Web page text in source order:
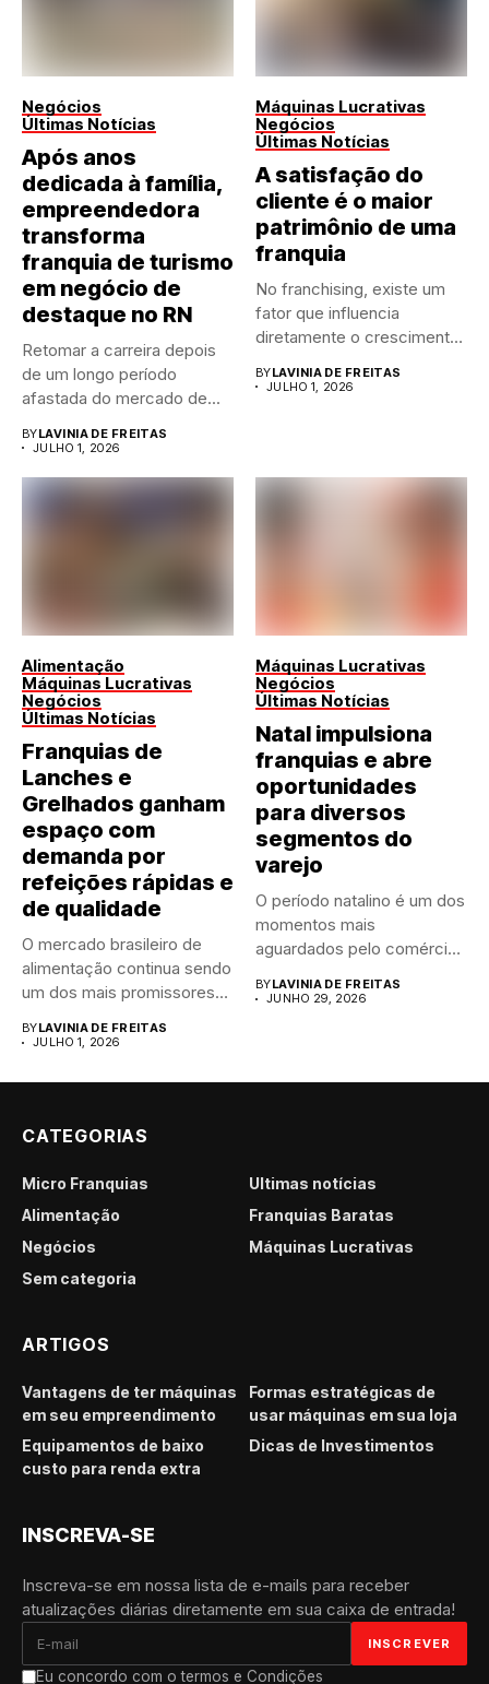
Negócios
Últimas Notícias
Após anos
dedicada à família,
empreendedora
transforma
franquia de turismo
em negócio de
destaque no RN
Retomar a carreira depois
de um longo período
afastada do mercado de...
BYLAVINIA DE FREITAS
JULHO 1, 2026
Máquinas Lucrativas
Negócios
Últimas Notícias
A satisfação do
cliente é o maior
patrimônio de uma
franquia
No franchising, existe um
fator que influencia
diretamente o crescimento
BYLAVINIA DE FREITAS
JULHO 1, 2026
Alimentação
Máquinas Lucrativas
Negócios
Últimas Notícias
Franquias de
Lanches e
Grelhados ganham
espaço com
demanda por
refeições rápidas e
de qualidade
O mercado brasileiro de
alimentação continua sendo
um dos mais promissores
BYLAVINIA DE FREITAS
JULHO 1, 2026
Máquinas Lucrativas
Negócios
Últimas Notícias
Natal impulsiona
franquias e abre
oportunidades
para diversos
segmentos do
varejo
O período natalino é um dos
momentos mais
aguardados pelo comércio
BYLAVINIA DE FREITAS
JUNHO 29, 2026
CATEGORIAS
Micro Franquias
Últimas notícias
Alimentação
Franquias Baratas
Negócios
Máquinas Lucrativas
Sem categoria
ARTIGOS
Vantagens de ter máquinas
em seu empreendimento
Formas estratégicas de
usar máquinas em sua loja
Equipamentos de baixo
custo para renda extra
Dicas de Investimentos
INSCREVA-SE
Inscreva-se em nossa lista de e-mails para receber
atualizações diárias diretamente em sua caixa de entrada!
Eu concordo com o termos e Condições